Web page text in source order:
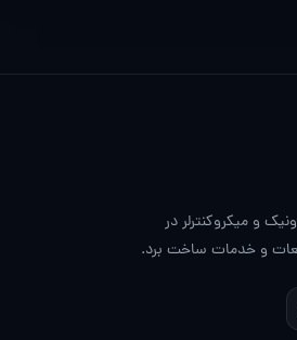
و میکروکنترلر در
و خدمات ساخت برد.